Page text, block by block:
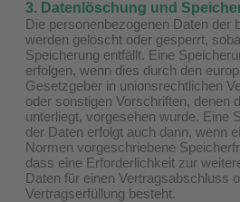
3. Datenlöschung und
Die personenbezogenen Daten der
werden gelöscht oder gesperrt,
Speicherung entfällt. Eine
erfolgen, wenn dies durch den
Gesetzgeber in unionsrechtlichen
oder sonstigen Vorschriften, denen
unterliegt, vorgesehen wurde. Eine
der Daten erfolgt auch dann, wenn
Normen vorgeschriebene
dass eine Erforderlichkeit zur
Daten für einen Vertragsabschluss
Vertragserfüllung besteht.